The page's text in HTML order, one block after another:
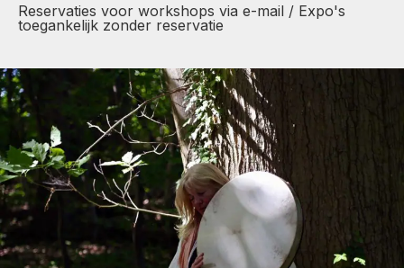
Reservaties voor workshops via e-mail / Expo's
toegankelijk zonder reservatie